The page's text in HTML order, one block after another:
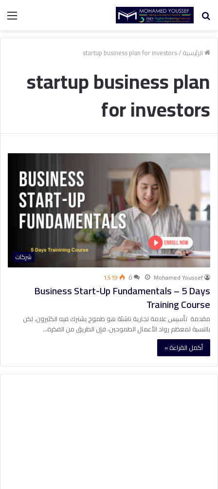
بحث
الرئيسية/
startup business plan for investors
startup business plan
for investors
شركات
Mohamed Youssef
0 1٬519
Business Start-Up Fundamentals – 5 Days
Training Course
مقدمة تأسيس علامة تجارية ناشئة هو طموح يشترك فيه الكثيرون، لكن
بالنسبة لمعظم رواد الأعمال الطموحين، فإن الطريق من الفكرة…
أكمل القراءة »